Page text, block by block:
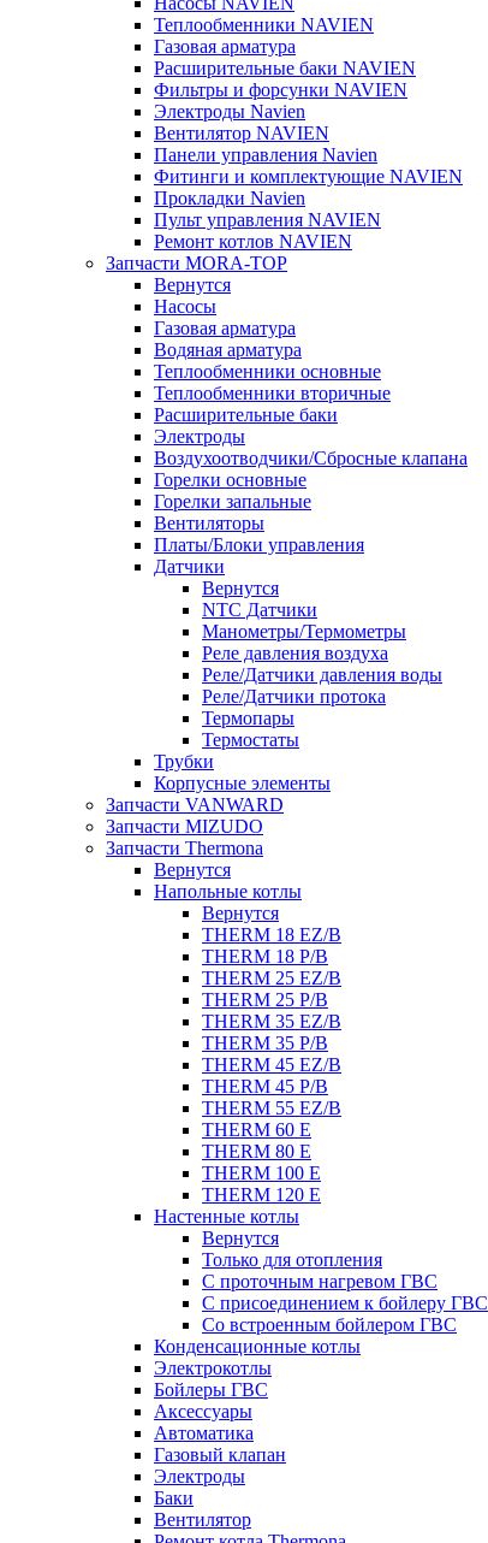
Теплообменники NAVIEN
Газовая арматура
Расширительные баки NAVIEN
Фильтры и форсунки NAVIEN
Электроды Navien
Вентилятор NAVIEN
Панели управления Navien
Фитинги и комплектующие NAVIEN
Прокладки Navien
Пульт управления NAVIEN
Ремонт котлов NAVIEN
Запчасти MORA-TOP
Вернутся
Насосы
Газовая арматура
Водяная арматура
Теплообменники основные
Теплообменники вторичные
Расширительные баки
Электроды
Воздухоотводчики/Сбросные клапана
Горелки основные
Горелки запальные
Вентиляторы
Платы/Блоки управления
Датчики
Вернутся
NTC Датчики
Манометры/Термометры
Реле давления воздуха
Реле/Датчики давления воды
Реле/Датчики протока
Термопары
Термостаты
Трубки
Корпусные элементы
Запчасти VANWARD
Запчасти MIZUDO
Запчасти Thermona
Вернутся
Напольные котлы
Вернутся
THERM 18 EZ/B
THERM 18 P/B
THERM 25 EZ/B
THERM 25 P/B
THERM 35 EZ/B
THERM 35 P/B
THERM 45 EZ/B
THERM 45 P/B
THERM 55 EZ/B
THERM 60 E
THERM 80 E
THERM 100 E
THERM 120 E
Настенные котлы
Вернутся
Только для отопления
С проточным нагревом ГВС
С присоединением к бойлеру ГВС
Со встроенным бойлером ГВС
Конденсационные котлы
Электрокотлы
Бойлеры ГВС
Аксессуары
Автоматика
Газовый клапан
Электроды
Баки
Вентилятор